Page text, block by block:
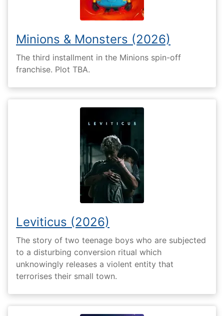
Minions & Monsters (2026)
The third installment in the Minions spin-off
franchise. Plot TBA.
Leviticus (2026)
The story of two teenage boys who are subjected
to a disturbing conversion ritual which
unknowingly releases a violent entity that
terrorises their small town.